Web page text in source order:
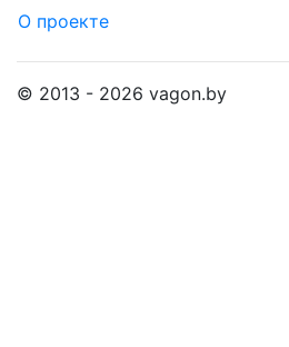
О проекте
© 2013 - 2026 vagon.by